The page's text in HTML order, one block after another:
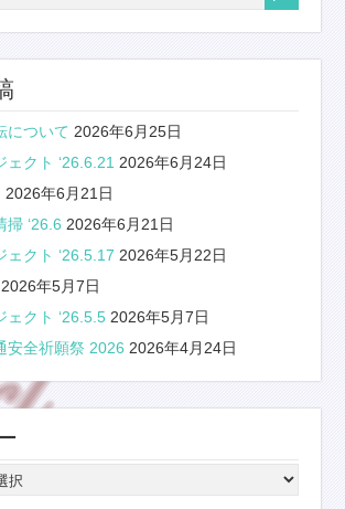
について 2026年6月25日
ェクト ‘26.6.21 2026年6月24日
2026年6月21日
掃 ‘26.6 2026年6月21日
ェクト ‘26.5.17 2026年5月22日
2026年5月7日
ェクト ‘26.5.5 2026年5月7日
安全祈願祭 2026 2026年4月24日